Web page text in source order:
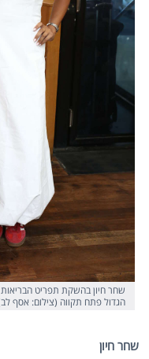
שחר חיון בהשקת תפריט
הגדול פתח תקווה (צילום: אסף
שחר חיון